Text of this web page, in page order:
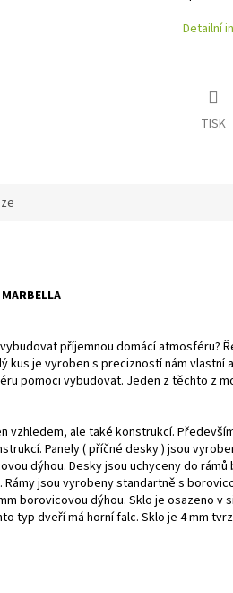
Detailní
TISK
příjemnou domácí atmosféru?
kus je vyroben s precizností nám vlastní
pomoci vybudovat. Jeden z těchto z
vzhledem, ale také konstrukcí.
Panely ( příčné desky ) jsou
dýhou. Desky jsou uchyceny do rámů
jsou vyrobeny standartně s
borovicovou dýhou. Sklo je osazeno v
typ dveří má horní falc. Sklo je 4 mm